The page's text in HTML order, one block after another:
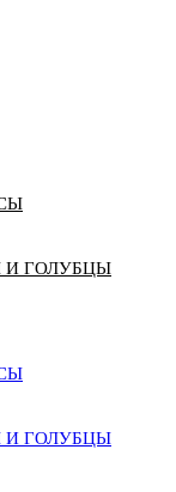
И ГОЛУБЦЫ
И ГОЛУБЦЫ